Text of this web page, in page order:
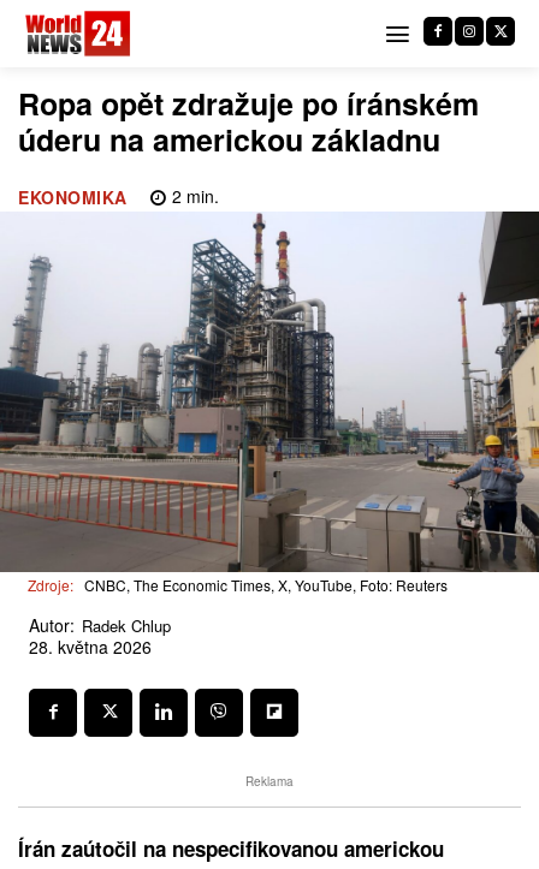
Ropa opět zdražuje po íránském
úderu na americkou základnu
EKONOMIKA 2 min.
Zdroje: CNBC, The Economic Times, X, YouTube, Foto: Reuters
Autor: Radek Chlup
28. května 2026
Reklama
Írán zaútočil na nespecifikovanou americkou